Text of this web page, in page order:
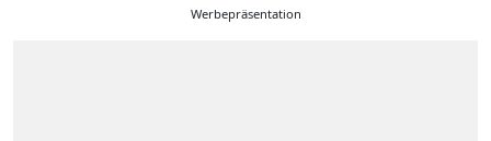
Werbepräsentation